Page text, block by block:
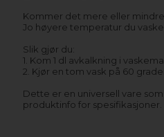
Kommer det mere eller
Jo høyere temperatur du
Slik gjør du:
1. Kom 1 dl avkalkning i
2. Kjør en tom vask på 60
Dette er en universell vare
produktinfo for spesifikasjoner.